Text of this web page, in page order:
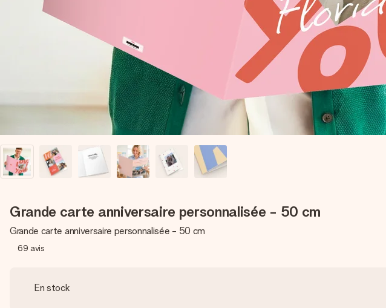
Grande carte anniversaire personnalisée - 50 cm
Grande carte anniversaire personnalisée - 50 cm
69 avis
En stock